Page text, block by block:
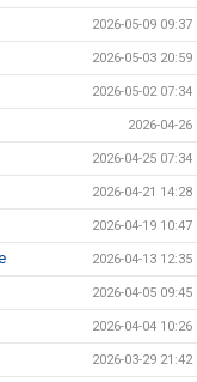
2026-05-09 09:37
2026-05-03 20:59
2026-05-02 07:34
2026-04-26
2026-04-25 07:34
2026-04-21 14:28
2026-04-19 10:47
2026-04-13 12:35
2026-04-05 09:45
2026-04-04 10:26
2026-03-29 21:42